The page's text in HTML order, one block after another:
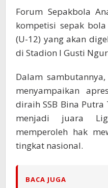
Forum Sepakbola
kompetisi sepak
(U-12) yang akan
di Stadion I Gusti
Dalam
menyampaikan
diraih SSB Bina
menjadi juara
memperoleh hak
tingkat nasional.
BACA JUGA